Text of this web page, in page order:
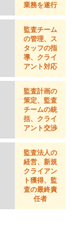
業務を遂行
監査チーム
の管理、ス
タッフの指
導、クライ
アント対応
監査計画の
策定、監査
チームの統
括、クライ
アント交渉
監査法人の
経営、新規
クライアン
ト獲得、監
査の最終責
任者